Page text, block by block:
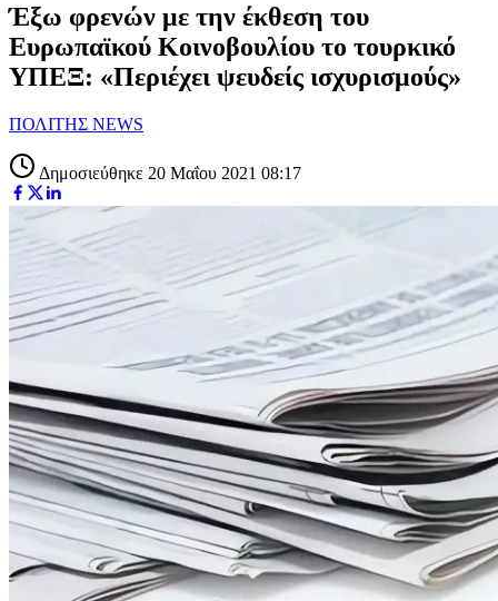
Έξω φρενών με την έκθεση του
Ευρωπαϊκού Κοινοβουλίου το τουρκικό
ΥΠΕΞ: «Περιέχει ψευδείς ισχυρισμούς»
ΠΟΛΙΤΗΣ NEWS
Δημοσιεύθηκε 20 Μαΐου 2021 08:17